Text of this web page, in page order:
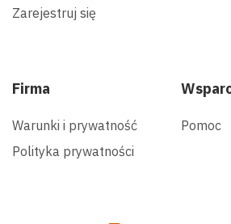
Zarejestruj się
Firma
Warunki i prywatność
Polityka prywatności
Pomoc